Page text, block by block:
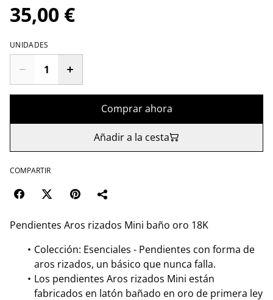
35,00 €
UNIDADES
Comprar ahora
Añadir a la cesta
COMPARTIR
Pendientes Aros rizados Mini baño oro 18K
Colección: Esenciales - Pendientes con forma de
aros rizados, un básico que nunca falla.
Los pendientes Aros rizados Mini están
fabricados en latón bañado en oro de primera ley